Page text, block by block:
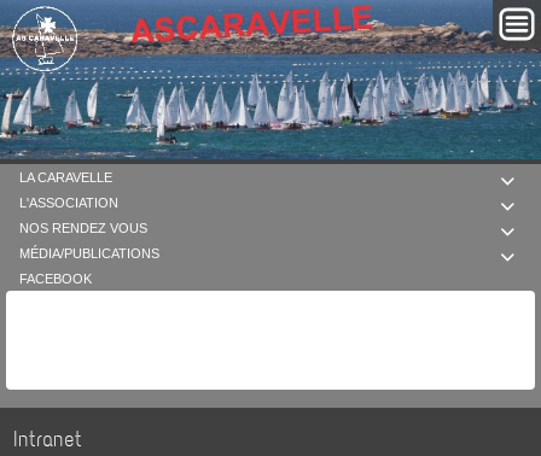

LA CARAVELLE

L'ASSOCIATION

NOS RENDEZ VOUS

MÉDIA/PUBLICATIONS
FACEBOOK
Intranet